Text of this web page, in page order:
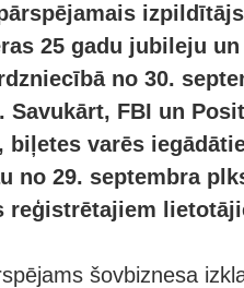
25 gadu jubileju
no 30.
Savukārt, FBI un
biļetes varēs
no 29. septembra
reģistrētajiem
šovbiznesa